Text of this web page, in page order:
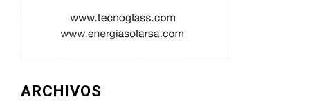
ARCHIVOS